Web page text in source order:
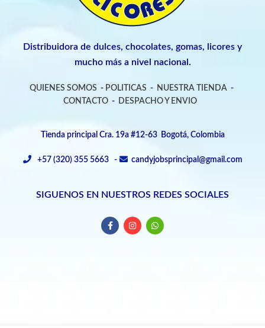
Distribuidora de dulces, chocolates, gomas, licores y
mucho más a nivel nacional.
QUIENES SOMOS - POLITICAS - NUESTRA TIENDA -
CONTACTO- DESPACHO Y ENVIO
Tienda principal Cra. 19a #12-63 Bogotá, Colombia
+57 (320) 355 5663 - candyjobsprincipal@gmail.com
SIGUENOS EN NUESTROS REDES SOCIALES